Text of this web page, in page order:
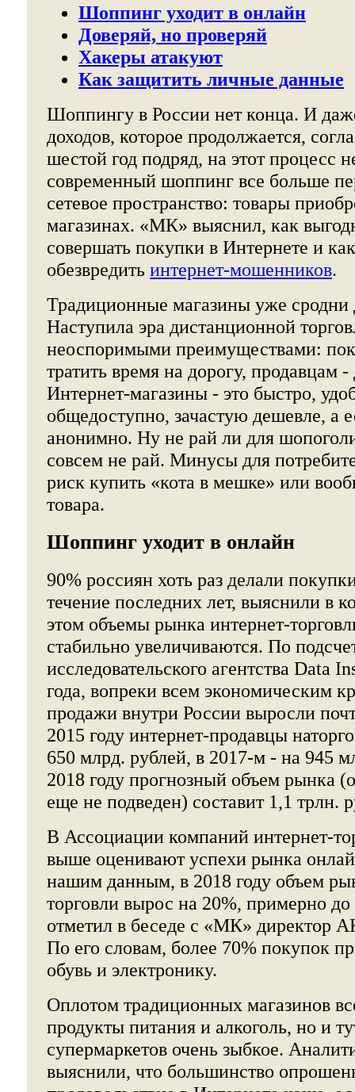
Шоппинг уходит в онлайн
Доверяй, но проверяй
Хакеры атакуют
Как защитить личные данные
Шоппингу в России нет конца. И
доходов, которое продолжается,
шестой год подряд, на этот процесс
современный шоппинг все больше
сетевое пространство: товары
магазинах. «МК» выяснил, как
совершать покупки в Интернете и
обезвредить интернет-мошенников.
Традиционные магазины уже сродни
Наступила эра дистанционной
неоспоримыми преимуществами:
тратить время на дорогу, продавцам
Интернет-магазины - это быстро,
общедоступно, зачастую дешевле, а
анонимно. Ну не рай ли для
совсем не рай. Минусы для
риск купить «кота в мешке» или
товара.
Шоппинг уходит в онлайн
90% россиян хоть раз делали
течение последних лет, выяснили в
этом объемы рынка интернет-
стабильно увеличиваются. По
исследовательского агентства Data
года, вопреки всем экономическим
продажи внутри России выросли
2015 году интернет-продавцы
650 млрд. рублей, в 2017-м - на 945
2018 году прогнозный объем рынка
еще не подведен) составит 1,1 трлн.
В Ассоциации компаний интернет-
выше оценивают успехи рынка
нашим данным, в 2018 году объем
торговли вырос на 20%, примерно
отметил в беседе с «МК» директор
По его словам, более 70% покупок
обувь и электронику.
Оплотом традиционных магазинов
продукты питания и алкоголь, но и
супермаркетов очень зыбкое.
выяснили, что большинство